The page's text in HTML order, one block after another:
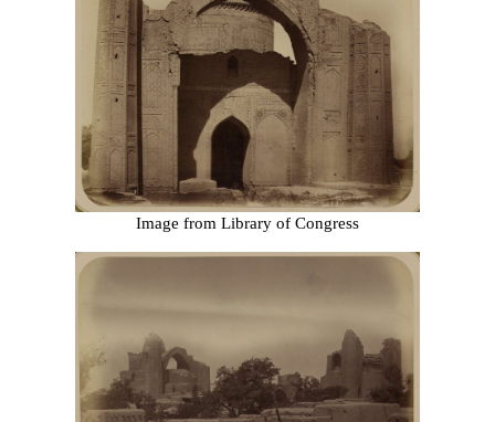
Image from Library of Congress